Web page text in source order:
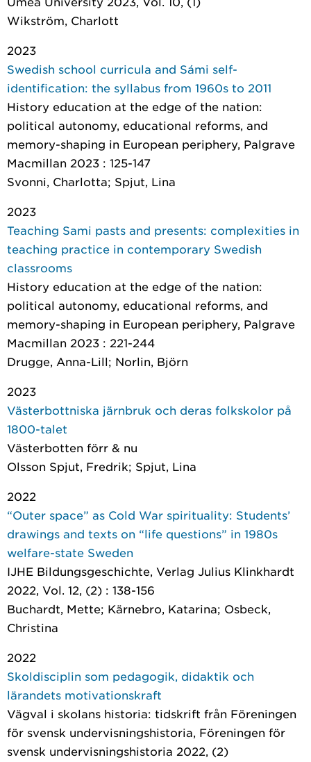
Wikström, Charlott
2023
Swedish school curricula and Sámi self-
identification: the syllabus from 1960s to 2011
History education at the edge of the nation:
political autonomy, educational reforms, and
memory-shaping in European periphery, Palgrave
Macmillan 2023 : 125-147
Svonni, Charlotta; Spjut, Lina
2023
Teaching Sami pasts and presents: complexities in
teaching practice in contemporary Swedish
classrooms
History education at the edge of the nation:
political autonomy, educational reforms, and
memory-shaping in European periphery, Palgrave
Macmillan 2023 : 221-244
Drugge, Anna-Lill; Norlin, Björn
2023
Västerbottniska järnbruk och deras folkskolor på
1800-talet
Västerbotten förr & nu
Olsson Spjut, Fredrik; Spjut, Lina
2022
“Outer space” as Cold War spirituality: Students’
drawings and texts on “life questions” in 1980s
welfare-state Sweden
IJHE Bildungsgeschichte, Verlag Julius Klinkhardt
2022, Vol. 12, (2) : 138-156
Buchardt, Mette; Kärnebro, Katarina; Osbeck,
Christina
2022
Skoldisciplin som pedagogik, didaktik och
lärandets motivationskraft
Vägval i skolans historia: tidskrift från Föreningen
för svensk undervisningshistoria, Föreningen för
svensk undervisningshistoria 2022, (2)